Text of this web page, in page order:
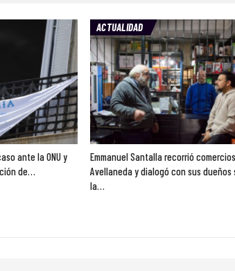
ante la ONU y
de…
ACTUALIDAD
Emmanuel Santalla recorrió
Avellaneda y dialogó con sus dueños
la…